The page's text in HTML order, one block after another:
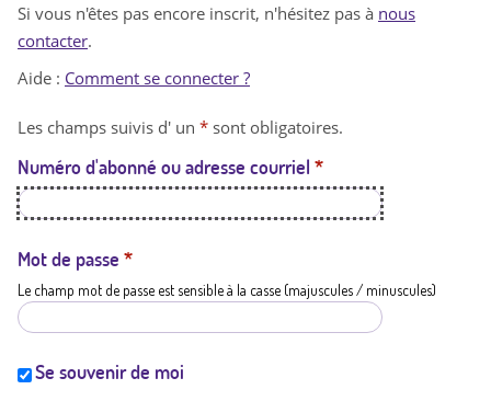
n
t
a
t
i
Si vous n'êtes pas encore inscrit, n'hésitez pas à nous
contacter.
Aide : Comment se connecter ?
Les champs suivis d' un * sont obligatoires.
Numéro d'abonné ou adresse courriel *
Mot de passe *
Le champ mot de passe est sensible à la casse (majuscules / minuscules)
Se souvenir de moi